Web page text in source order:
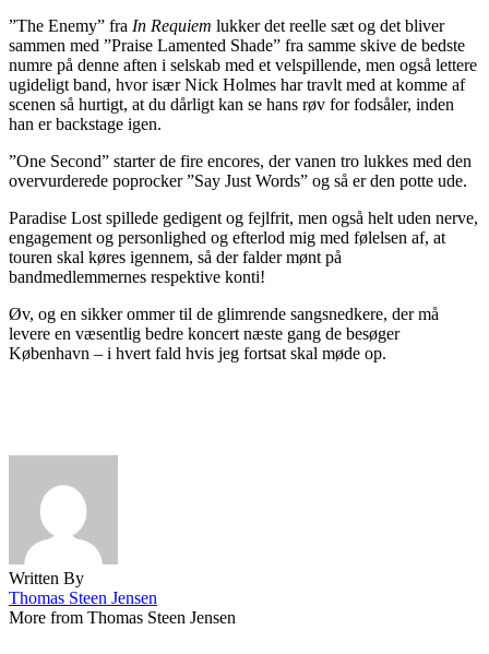
”The Enemy” fra In Requiem lukker det reelle sæt og det bliver
sammen med ”Praise Lamented Shade” fra samme skive de bedste
numre på denne aften i selskab med et velspillende, men også lettere
ugideligt band, hvor især Nick Holmes har travlt med at komme af
scenen så hurtigt, at du dårligt kan se hans røv for fodsåler, inden
han er backstage igen.
”One Second” starter de fire encores, der vanen tro lukkes med den
overvurderede poprocker ”Say Just Words” og så er den potte ude.
Paradise Lost spillede gedigent og fejlfrit, men også helt uden nerve,
engagement og personlighed og efterlod mig med følelsen af, at
touren skal køres igennem, så der falder mønt på
bandmedlemmernes respektive konti!
Øv, og en sikker ommer til de glimrende sangsnedkere, der må
levere en væsentlig bedre koncert næste gang de besøger
København – i hvert fald hvis jeg fortsat skal møde op.
Written By
Thomas Steen Jensen
More from Thomas Steen Jensen